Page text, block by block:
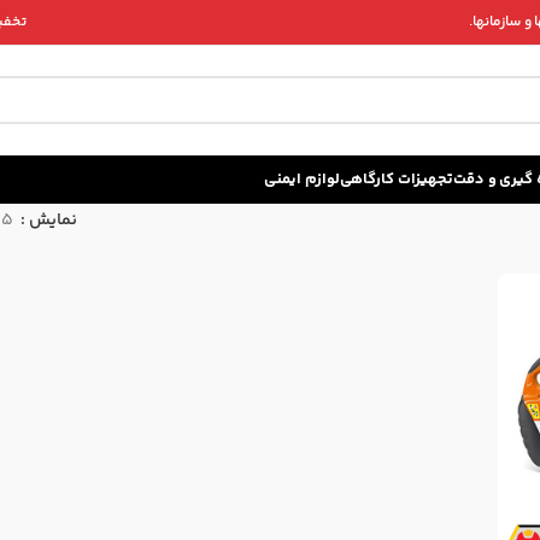
سازمانها.
گيری و دقتتجهیزات کارگاهیلوازم ایمنی
نمایش